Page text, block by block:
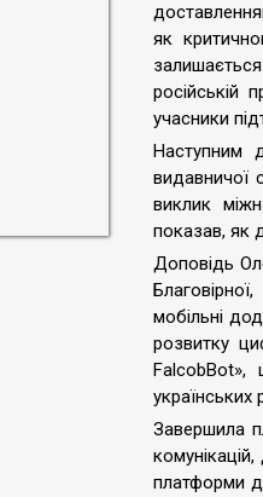
як
російській
учасники
Наступним
видавничої
виклик
показав, як
Доповідь
мобільні
розвитку
FalcobBot»,
українських
Завершила
платформи